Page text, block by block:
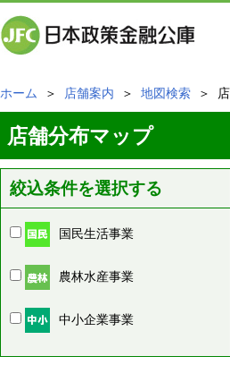
ホーム ＞ 店舗案内 ＞ 地図検索 ＞
店舗分布マップ
絞込条件を選択する
国民生活事業
農林水産事業
中小企業事業